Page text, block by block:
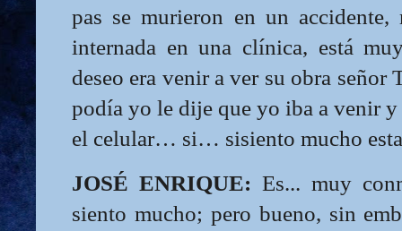
pas se murieron en un
internada en una clínica, está
deseo era venir a ver su obra señor
podía yo le dije que yo iba a venir
el celular… si… sisiento mucho
JOSÉ ENRIQUE: Es... muy
siento mucho; pero bueno, sin